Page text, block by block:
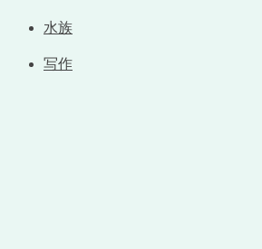
水族
写作